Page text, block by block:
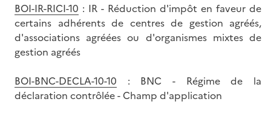
BOI-IR-RICI-10 : IR - Réduction d'impôt en faveur de
certains adhérents de centres de gestion agréés,
d'associations agréées ou d'organismes mixtes de
gestion agréés
BOI-BNC-DECLA-10-10 : BNC - Régime de la
déclaration contrôlée - Champ d'application